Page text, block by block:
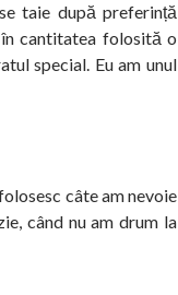
taie după preferință
în cantitatea folosită o
special. Eu am unul
câte am nevoie
când nu am drum la